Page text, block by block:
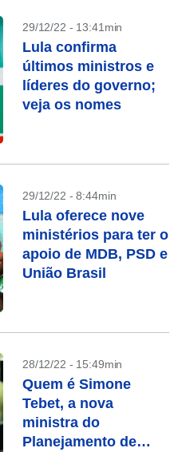
29/12/22 - 13:41min
Lula confirma
últimos ministros e
líderes do governo;
veja os nomes
29/12/22 - 8:44min
Lula oferece nove
ministérios para ter o
apoio de MDB, PSD e
União Brasil
28/12/22 - 15:49min
Quem é Simone
Tebet, a nova
ministra do
Planejamento de